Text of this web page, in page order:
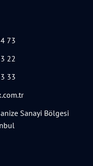
73
22
33
Sanayi Bölgesi